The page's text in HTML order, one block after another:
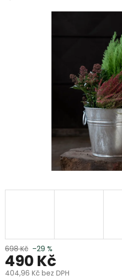
698 Kč –29 %
490 Kč
404,96 Kč bez DPH